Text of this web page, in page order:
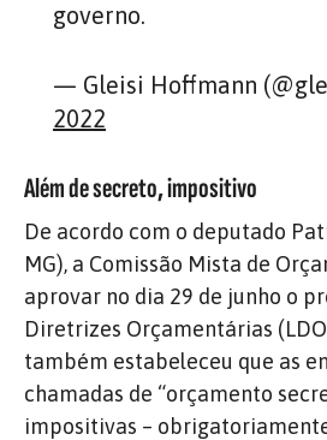
governo.
— Gleisi Hoffmann
2022
Além de secreto, impositivo
De acordo com o deputado
MG), a Comissão Mista de
aprovar no dia 29 de junho o
Diretrizes Orçamentárias
também estabeleceu que as
chamadas de “orçamento
impositivas –